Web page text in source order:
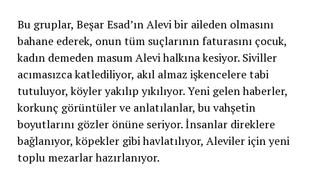
Bu gruplar, Beşar Esad’ın Alevi bir aileden olmasını
bahane ederek, onun tüm suçlarının faturasını çocuk,
kadın demeden masum Alevi halkına kesiyor. Siviller
acımasızca katlediliyor, akıl almaz işkencelere tabi
tutuluyor, köyler yakılıp yıkılıyor. Yeni gelen haberler,
korkunç görüntüler ve anlatılanlar, bu vahşetin
boyutlarını gözler önüne seriyor. İnsanlar direklere
bağlanıyor, köpekler gibi havlatılıyor, Aleviler için yeni
toplu mezarlar hazırlanıyor.